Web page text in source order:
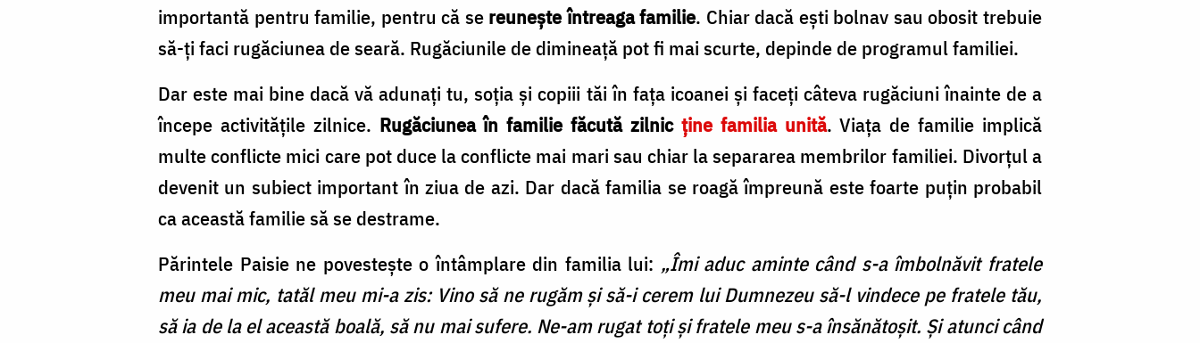
importantă pentru familie, pentru că se reuneşte întreaga familie. Chiar dacă eşti bolnav sau obosit trebuie
să-ţi faci rugăciunea de seară. Rugăciunile de dimineaţă pot fi mai scurte, depinde de programul familiei.
Dar este mai bine dacă vă adunaţi tu, soţia şi copiii tăi în faţa icoanei şi faceţi câteva rugăciuni înainte de a
începe activităţile zilnice. Rugăciunea în familie făcută zilnic ţine familia unită. Viaţa de familie implică
multe conflicte mici care pot duce la conflicte mai mari sau chiar la separarea membrilor familiei. Divorţul a
devenit un subiect important în ziua de azi. Dar dacă familia se roagă împreună este foarte puţin probabil
ca această familie să se destrame.
Părintele Paisie ne povesteşte o întâmplare din familia lui: „Îmi aduc aminte când s-a îmbolnăvit fratele
meu mai mic, tatăl meu mi-a zis: Vino să ne rugăm şi să-i cerem lui Dumnezeu să-l vindece pe fratele tău,
să ia de la el această boală, să nu mai sufere. Ne-am rugat toţi şi fratele meu s-a însănătoşit. Şi atunci când